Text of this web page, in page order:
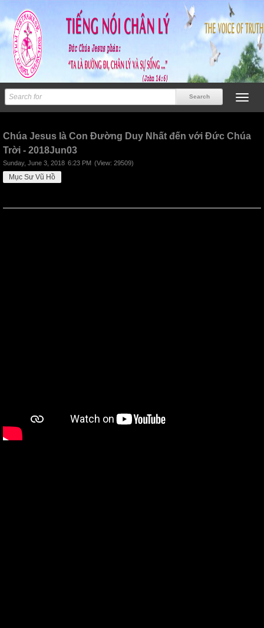
Chúa Jesus là Con Đường Duy Nhất đến với Đức Chúa
Trời - 2018Jun03
Sunday, June 3, 2018 6:23 PM (View: 29509)
Mục Sư Vũ Hồ